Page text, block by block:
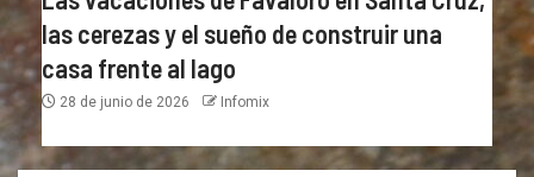
las cerezas y el sueño de construir una
casa frente al lago
28 de junio de 2026 Infomix